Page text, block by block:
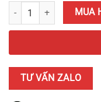
Phù Điêu Hươu Nai Treo
MUA
TƯ VẤN ZALO